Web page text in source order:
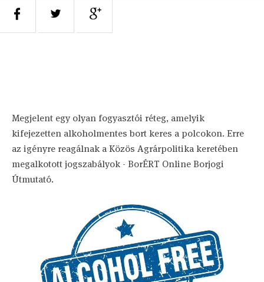
Megjelent egy olyan fogyasztói réteg, amelyik
kifejezetten alkoholmentes bort keres a polcokon. Erre
az igényre reagálnak a Közös Agrárpolitika keretében
megalkotott jogszabályok - BorÉRT Online Borjogi
Útmutató.